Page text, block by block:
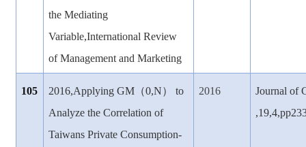
the Mediating
Variable,International Review
of Management and Marketing
105 2016,Applying GM （0,N） to
Analyze the Correlation of
Taiwans Private Consumption-
2016
Journal of